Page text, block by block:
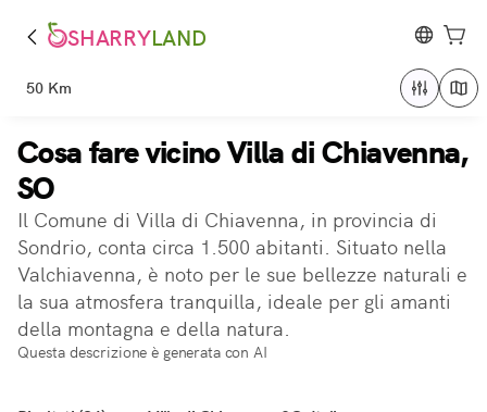
SHARRYLAND
50 Km
Cosa fare vicino Villa di Chiavenna,
SO
Il Comune di Villa di Chiavenna, in provincia di
Sondrio, conta circa 1.500 abitanti. Situato nella
Valchiavenna, è noto per le sue bellezze naturali e
la sua atmosfera tranquilla, ideale per gli amanti
della montagna e della natura.
Questa descrizione è generata con AI